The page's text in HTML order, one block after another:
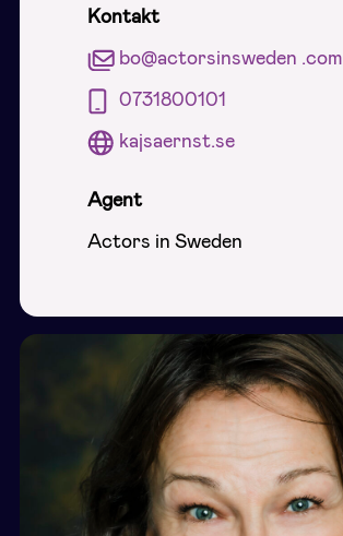
Kontakt
bo@actorsinsweden .com
0731800101
kajsaernst.se
Agent
Actors in Sweden